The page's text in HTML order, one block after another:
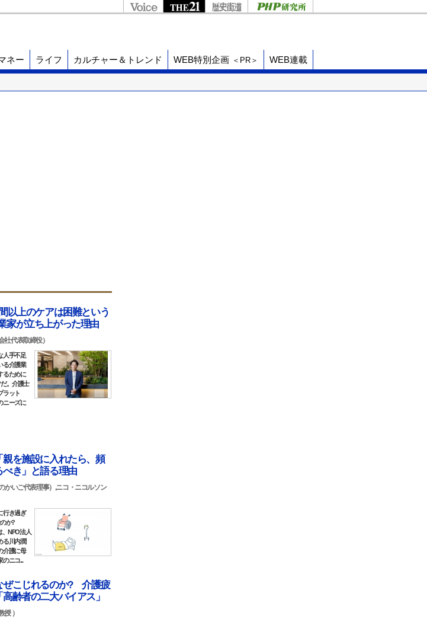
ネー ライフ カルチャー＆トレンド WEB特別企画 ＜PR＞ WEB連載
以上のケアは困難という
家が立ち上がった理由
社代表取締役）
人手不足
る介護業
るために
。介護士
ラット
ニーズに
を施設に入れたら、頻
き」と語る理由
かいご代表理事）,ニコ・ニコルソン
行き過ぎ
か?
、NPO法人
る川内潤
介護に母
のニコ...
ぜこじれるのか? 介護疲
齢者の二大バイアス」
）